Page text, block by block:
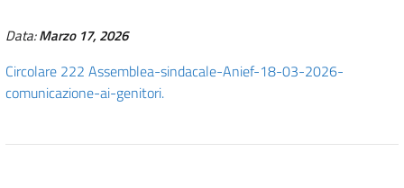
Data:Marzo 17, 2026
Circolare 222 Assemblea-sindacale-Anief-18-03-2026-
comunicazione-ai-genitori.